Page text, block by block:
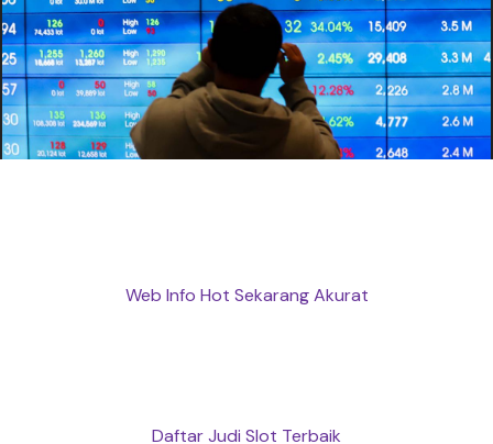
Web Info Hot Sekarang Akurat
Daftar Judi Slot Terbaik